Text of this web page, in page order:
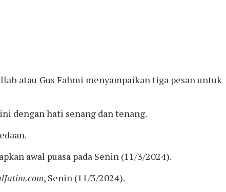
atau Gus Fahmi menyampaikan tiga pesan untuk
dengan hati senang dan tenang.
awal puasa pada Senin (11/3/2024).
, Senin (11/3/2024).